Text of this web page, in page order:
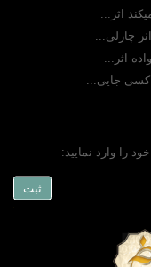
اثر...
چارلی...
اثر...
کسی جایی...
را وارد نمایید: